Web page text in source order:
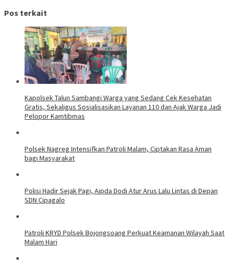
Pos terkait
Kapolsek Talun Sambangi Warga yang Sedang Cek Kesehatan
Gratis, Sekaligus Sosialisasikan Layanan 110 dan Ajak Warga Jadi
Pelopor Kamtibmas
Polsek Nagreg Intensifkan Patroli Malam, Ciptakan Rasa Aman
bagi Masyarakat
Polisi Hadir Sejak Pagi, Aipda Dodi Atur Arus Lalu Lintas di Depan
SDN Cipagalo
Patroli KRYD Polsek Bojongsoang Perkuat Keamanan Wilayah Saat
Malam Hari